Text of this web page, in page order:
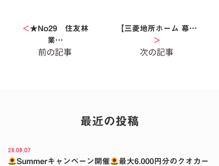
＜★No29 住友林
業…
【三菱地所ホーム 幕…
＞
最近の投稿
26.08.07
Summerキャンペーン開催
最大6.000円分のクオカー